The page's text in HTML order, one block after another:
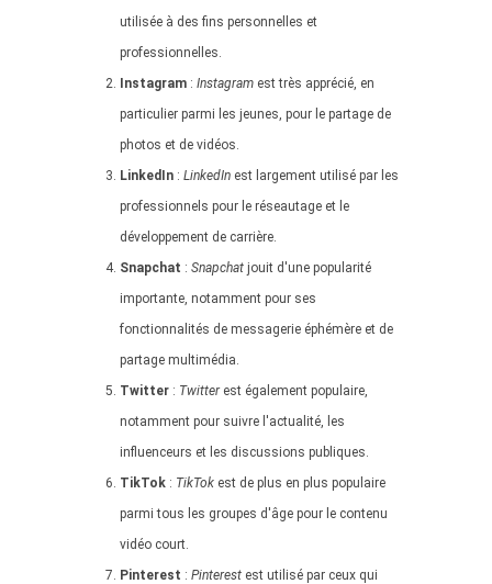
utilisée à des fins personnelles et
professionnelles.
Instagram : Instagram est très apprécié, en
particulier parmi les jeunes, pour le partage de
photos et de vidéos.
LinkedIn : LinkedIn est largement utilisé par les
professionnels pour le réseautage et le
développement de carrière.
Snapchat : Snapchat jouit d'une popularité
importante, notamment pour ses
fonctionnalités de messagerie éphémère et de
partage multimédia.
Twitter : Twitterest également populaire,
notamment pour suivre l'actualité, les
influenceurs et les discussions publiques.
TikTok : TikTok est de plus en plus populaire
parmi tous les groupes d'âge pour le contenu
vidéo court.
Pinterest : Pinterest est utilisé par ceux qui